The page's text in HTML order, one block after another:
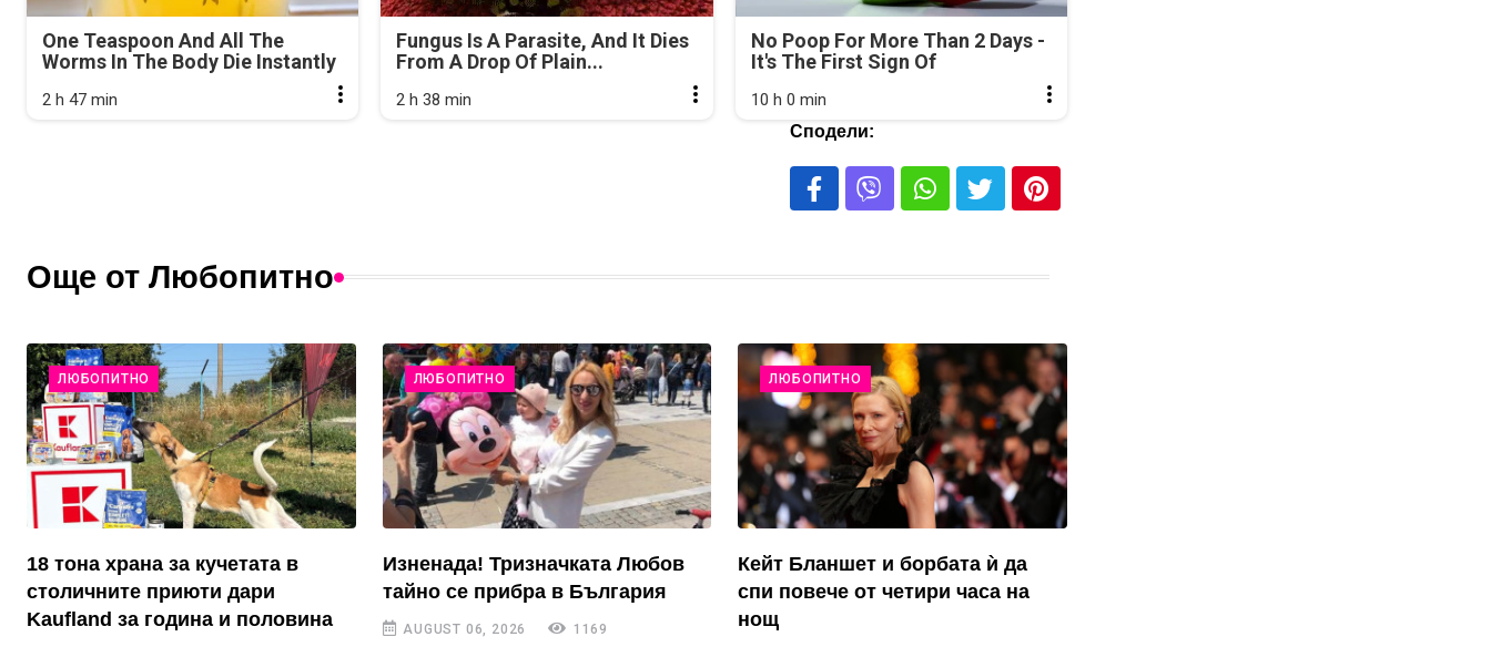
One Teaspoon And All The
Worms In The Body Die Instantly
2 h 47 min
Fungus Is A Parasite, And It Dies
From A Drop Of Plain...
2 h 38 min
No Poop For More Than 2 Days -
It's The First Sign Of
10 h 0 min
Сподели:
Още от Любопитно
ЛЮБОПИТНО
18 тона храна за кучетата в
столичните приюти дари
Kaufland за година и половина
ЛЮБОПИТНО
Изненада! Тризначката Любов
тайно се прибра в България
AUGUST 06, 2026 1169
ЛЮБОПИТНО
Кейт Бланшет и борбата ѝ да
спи повече от четири часа на
нощ